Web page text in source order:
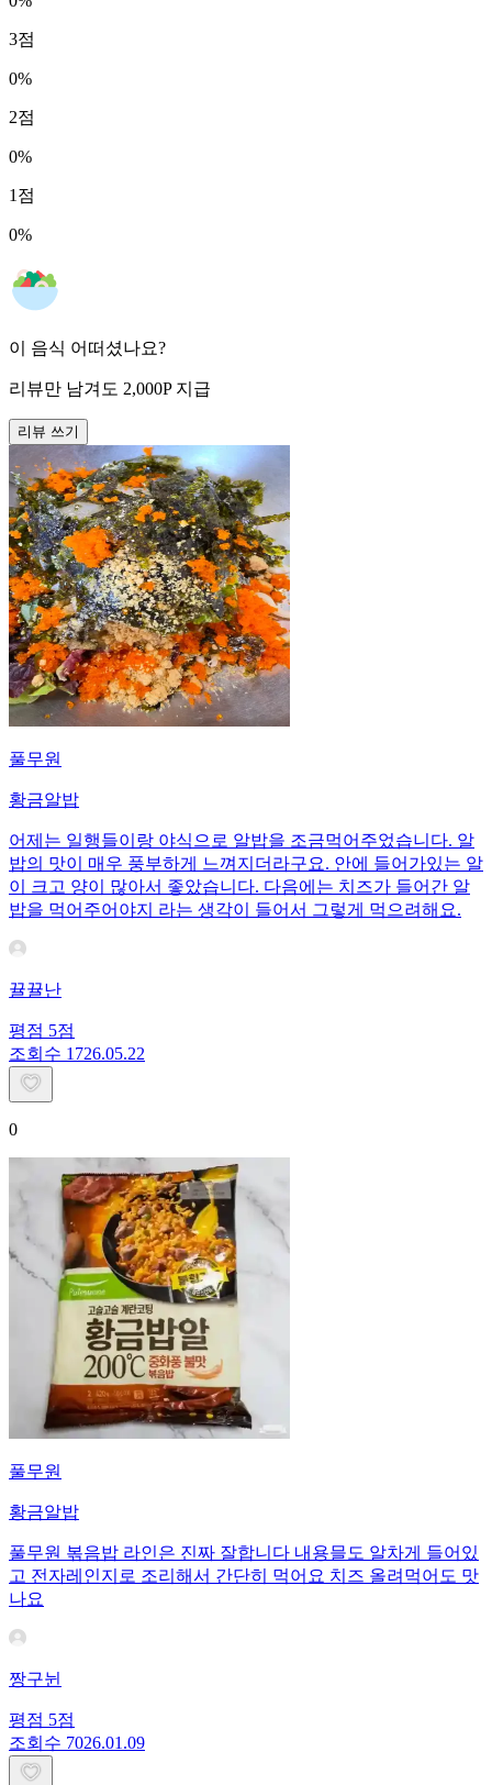
3점
0%
2점
0%
1 점
0%
이 음식 어떠셨나요?
리뷰만 남겨도 2,000P 지급
리뷰 쓰기
풀무원
황금알밥
어제는 일행들이랑 야식으로 알밥을 조금먹어주었습니다. 알
밥의 맛이 매우 풍부하게 느껴지더라구요. 안에 들어가있는 알
이 크고 양이 많아서 좋았습니다. 다음에는 치즈가 들어간 알
밥을 먹어주어야지 라는 생각이 들어서 그렇게 먹으려해요.
뀰뀰난
평점 5점
조회수 1726.05.22
0
풀무원
황금알밥
풀무원 볶음밥 라인은 진짜 잘합니다 내용믈도 알차게 들어있
고 전자레인지로 조리해서 간단히 먹어요 치즈 올려먹어도 맛
나요
짱구뉜
평점 5점
조회수 7026.01.09